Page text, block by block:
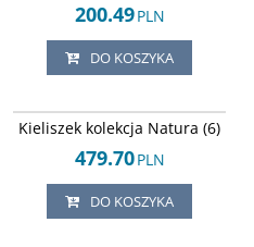
200.49PLN
DO KOSZYKA
Kieliszek kolekcja Natura (6)
479.70PLN
DO KOSZYKA